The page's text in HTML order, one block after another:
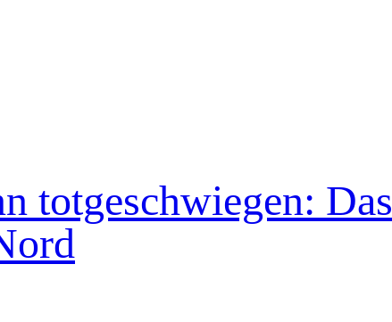
totgeschwiegen: Das